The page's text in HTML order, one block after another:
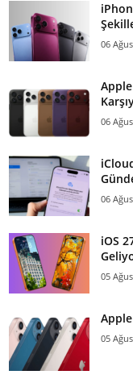
06
06
06
iOS
05
05